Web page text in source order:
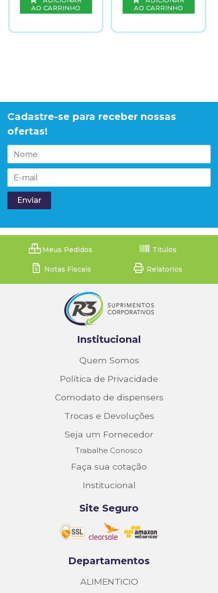
AO CARRINHO
AO CARRINHO
Cadastre-se para receber nossas
ofertas!
Meus Pedidos Títulos
Notas Fiscais Relatorios
Institucional
Quem Somos
Política de Privacidade
Comodato de dispensers
Trocas e Devoluções
Seja um Fornecedor
Trabalhe Conosco
Faça sua cotação
Institucional
Site Seguro
Departamentos
ALIMENTICIO